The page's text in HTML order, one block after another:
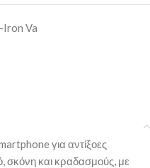
Iron Va
για αντίξοες
σκόνη και κραδασμούς, με